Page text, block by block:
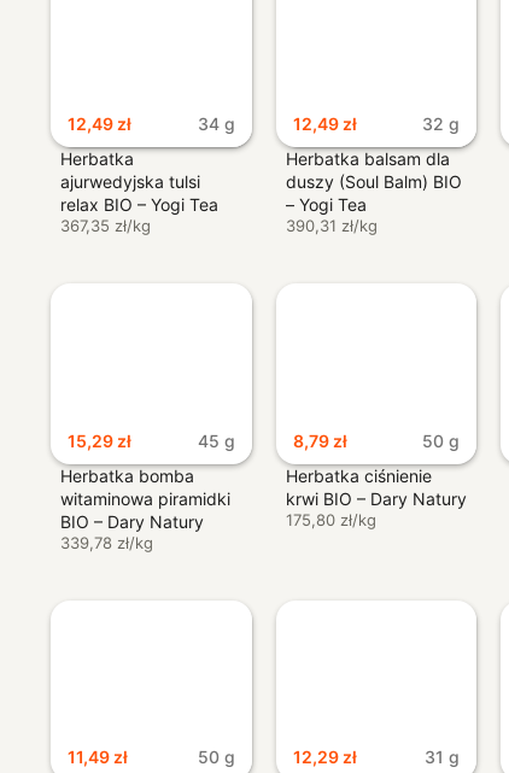
12,49zł
34 g
Herbatka
ajurwedyjska tulsi
relax BIO – Yogi Tea
367,35 zł/kg
12,49zł
32 g
Herbatka balsam dla
duszy (Soul Balm) BIO
– Yogi Tea
390,31 zł/kg
15,29 zł
45 g
Herbatka bomba
witaminowa piramidki
BIO – Dary Natury
339,78 zł/kg
8,79 zł
50 g
Herbatka ciśnienie
krwi BIO – Dary Natury
175,80 zł/kg
11,49 zł
50 g
12,29 zł
31 g